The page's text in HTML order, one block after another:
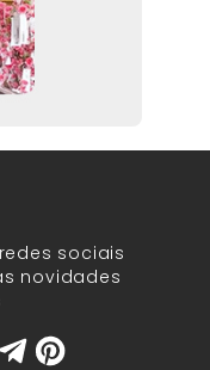
sociais
novidades